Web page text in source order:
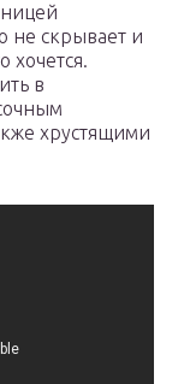
не скрывает и
хочется.
в
хрустящими